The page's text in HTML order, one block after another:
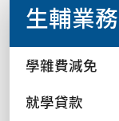
生輔業務
學雜費減免
就學貸款